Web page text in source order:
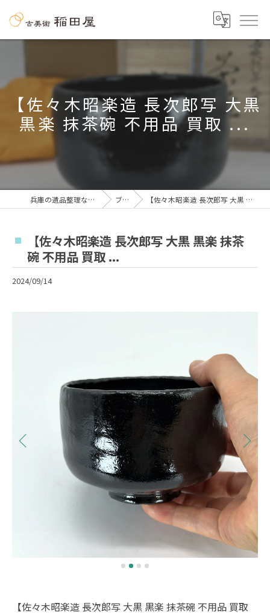
【佐々木昭楽造 長次郎写 大黒
黒楽 抹茶碗 不用品 買取 ...
兵庫の遺品整理なら古美術 稲田屋 ブログ 【佐々木昭楽造 長次郎写 大黒 黒楽 抹茶碗 不用品 買取 ...
【佐々木昭楽造 長次郎写 大黒 黒楽 抹茶
碗 不用品 買取 ...
2024/09/14
【佐々木昭楽造 長次郎写 大黒 黒楽 抹茶碗 不用品 買取